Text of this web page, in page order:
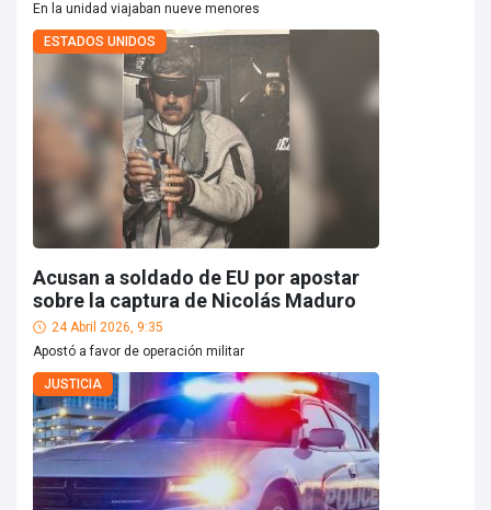
En la unidad viajaban nueve menores
ESTADOS UNIDOS
Acusan a soldado de EU por apostar
sobre la captura de Nicolás Maduro
24 Abril 2026, 9:35
Apostó a favor de operación militar
JUSTICIA